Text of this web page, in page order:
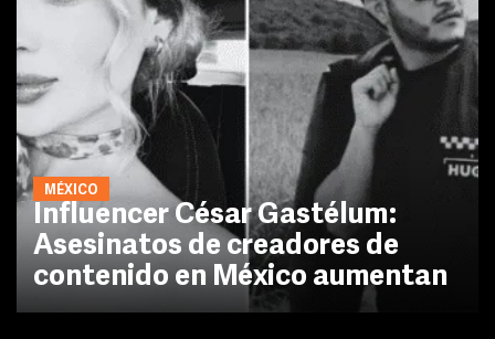
MÉXICO
Influencer César Gastélum:
Asesinatos de creadores de
contenido en México aumentan